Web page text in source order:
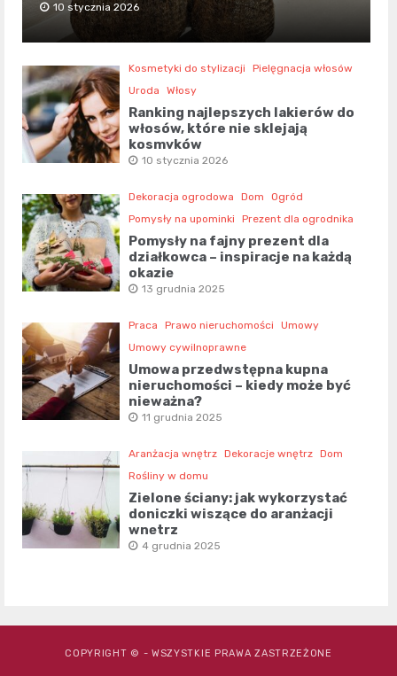
10 stycznia 2026
Kosmetyki do stylizacji
Pielęgnacja włosów
Uroda
Włosy
Ranking najlepszych lakierów do
włosów, które nie sklejają
kosmyków
10 stycznia 2026
Dekoracja ogrodowa Dom
Ogród
Pomysły na upominki
Prezent dla ogrodnika
Pomysły na fajny prezent dla
działkowca – inspiracje na każdą
okazję
13 grudnia 2025
Praca Prawo nieruchomości
Umowy
Umowy cywilnoprawne
Umowa przedwstępna kupna
nieruchomości – kiedy może być
nieważna?
11 grudnia 2025
Aranżacja wnętrz Dekoracje wnętrz Dom
Rośliny w domu
Zielone ściany: jak wykorzystać
doniczki wiszące do aranżacji
wnętrz
4 grudnia 2025
COPYRIGHT © - WSZYSTKIE PRAWA ZASTRZEŻONE